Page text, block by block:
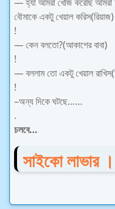
বৌমাকে একটু খেয়াল করিস(রিয়াজ)
!
— কেন বলতো?(আকাশের বাবা)
!
— বললাম তো একটু খেয়াল
!
–অন্য দিকে ঘটছে……
.
চলবে…
সাইকো লাভার